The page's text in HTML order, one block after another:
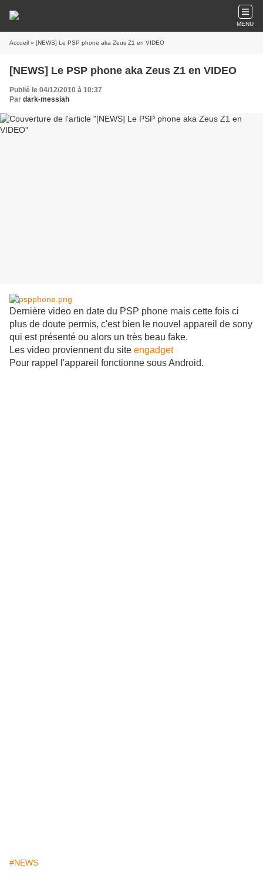
MENU
Accueil » [NEWS] Le PSP phone aka Zeus Z1 en VIDEO
[NEWS] Le PSP phone aka Zeus Z1 en VIDEO
Publié le 04/12/2010 à 10:37
Par dark-messiah
Dernière video en date du PSP phone mais cette fois ci
plus de doute permis, c'est bien le nouvel appareil de sony
qui est présenté ou alors un très beau fake.
Les video proviennent du site engadget
Pour rappel l'appareil fonctionne sous Android.
#NEWS